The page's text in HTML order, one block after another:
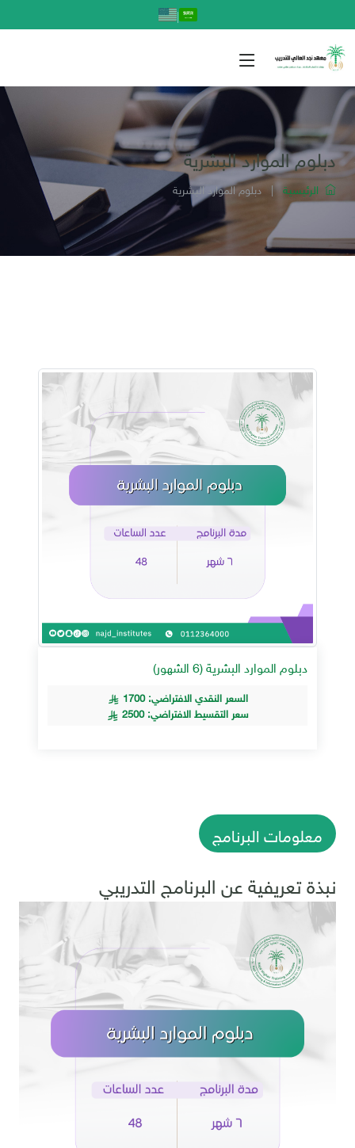
|
دبلوم الموارد البشرية
الرئيسية|دبلوم الموارد البشرية
دبلوم الموارد البشرية (6 الشهور)
السعر النقدي الافتراضي: 1700
سعر التقسيط الافتراضي: 2500
معلومات البرنامج
نبذة تعريفية عن البرنامج التدريبي